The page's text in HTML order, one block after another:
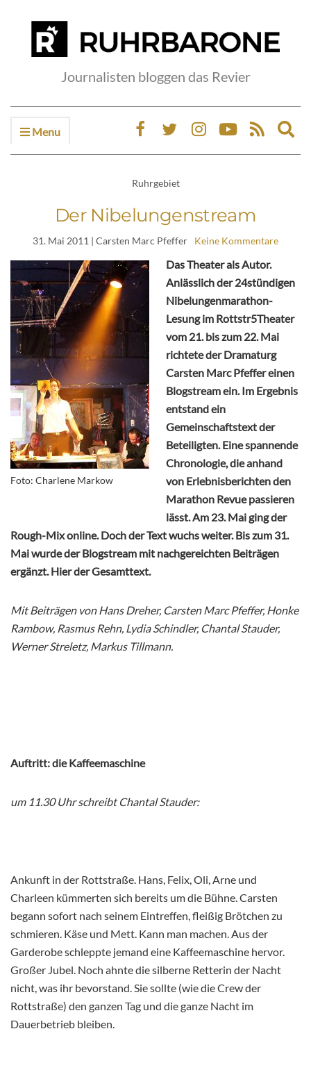
Journalisten bloggen das Revier
Menu
Ruhrgebiet
Der Nibelungenstream
31. Mai 2011 | Carsten Marc Pfeffer Keine Kommentare
Foto: Charlene Markow
Das Theater als Autor.
Anlässlich der 24stündigen
Nibelungenmarathon-
Lesung im Rottstr5Theater
vom 21. bis zum 22. Mai
richtete der Dramaturg
Carsten Marc Pfeffer einen
Blogstream ein. Im Ergebnis
entstand ein
Gemeinschaftstext der
Beteiligten. Eine spannende
Chronologie, die anhand
von Erlebnisberichten den
Marathon Revue passieren
lässt. Am 23. Mai ging der
Rough-Mix online. Doch der Text wuchs weiter. Bis zum 31.
Mai wurde der Blogstream mit nachgereichten Beiträgen
ergänzt. Hier der Gesamttext.
Mit Beiträgen von Hans Dreher, Carsten Marc Pfeffer, Honke
Rambow, Rasmus Rehn, Lydia Schindler, Chantal Stauder,
Werner Streletz, Markus Tillmann.
Auftritt: die Kaffeemaschine
um 11.30Uhrschreibt Chantal Stauder:
Ankunft in der Rottstraße. Hans, Felix, Oli, Arne und
Charleen kümmerten sich bereits um die Bühne. Carsten
begann sofort nach seinem Eintreffen, fleißig Brötchen zu
schmieren. Käse und Mett. Kann man machen. Aus der
Garderobe schleppte jemand eine Kaffeemaschine hervor.
Großer Jubel. Noch ahnte die silberne Retterin der Nacht
nicht, was ihr bevorstand. Sie sollte (wie die Crew der
Rottstraße) den ganzen Tag und die ganze Nacht im
Dauerbetrieb bleiben.